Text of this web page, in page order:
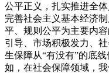
公平正义，扎实推进全
完善社会主义基本经济
平、规则公平为主要内
引导、市场积极发力、
生保障从“有没有”的底
如，在社会保障领域，